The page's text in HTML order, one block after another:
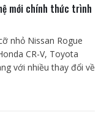
mới chính thức trình
nhỏ Nissan Rogue
CR-V, Toyota
với nhiều thay đổi về